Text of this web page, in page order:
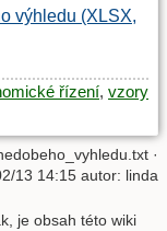
výhledu (XLSX,
řízení, vzory
·
13 14:15 autor: linda
je obsah této wiki